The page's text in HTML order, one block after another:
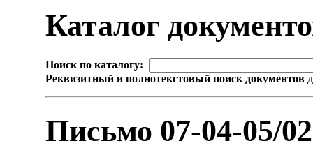
Каталог
Поиск по каталогу:
Реквизитный и полнотекстовый поиск документов
Письмо 07-04-05/